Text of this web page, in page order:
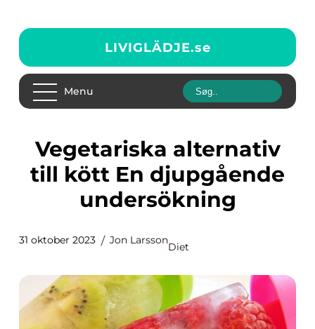
LIVIGLÄDJE.se
Menu
Vegetariska alternativ
till kött En djupgående
undersökning
31 oktober 2023 Jon Larsson
Diet